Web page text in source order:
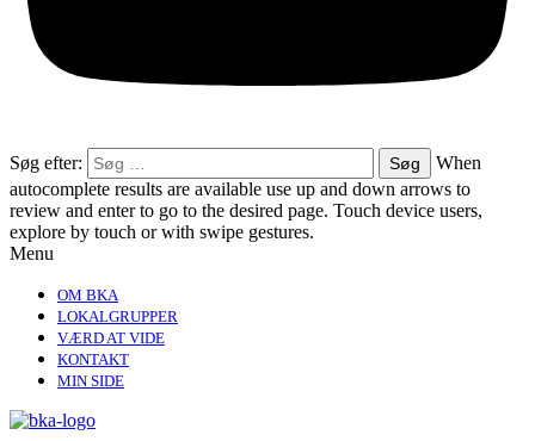
Søg efter:
When
autocomplete results are available use up and down arrows to
review and enter to go to the desired page. Touch device users,
explore by touch or with swipe gestures.
Menu
OM BKA
LOKALGRUPPER
VÆRD AT VIDE
KONTAKT
MIN SIDE